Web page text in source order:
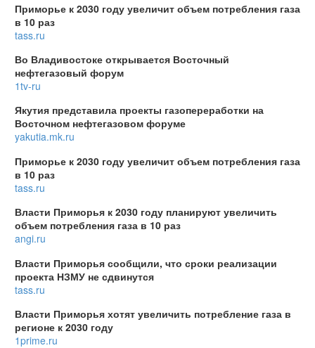
Приморье к 2030 году увеличит объем потребления газа
в 10 раз
tass.ru
Во Владивостоке открывается Восточный
нефтегазовый форум
1tv-ru
Якутия представила проекты газопереработки на
Восточном нефтегазовом форуме
yakutia.mk.ru
Приморье к 2030 году увеличит объем потребления газа
в 10 раз
tass.ru
Власти Приморья к 2030 году планируют увеличить
объем потребления газа в 10 раз
angi.ru
Власти Приморья сообщили, что сроки реализации
проекта НЗМУ не сдвинутся
tass.ru
Власти Приморья хотят увеличить потребление газа в
регионе к 2030 году
1prime.ru